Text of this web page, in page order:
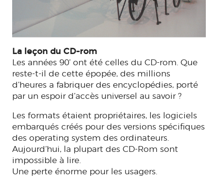
La leçon du CD-rom
Les années 90’ ont été celles du CD-rom. Que
reste-t-il de cette épopée, des millions
d’heures a fabriquer des encyclopédies, porté
par un espoir d’accès universel au savoir ?
Les formats étaient propriétaires, les logiciels
embarqués créés pour des versions spécifiques
des operating system des ordinateurs.
Aujourd’hui, la plupart des CD-Rom sont
impossible à lire.
Une perte énorme pour les usagers.